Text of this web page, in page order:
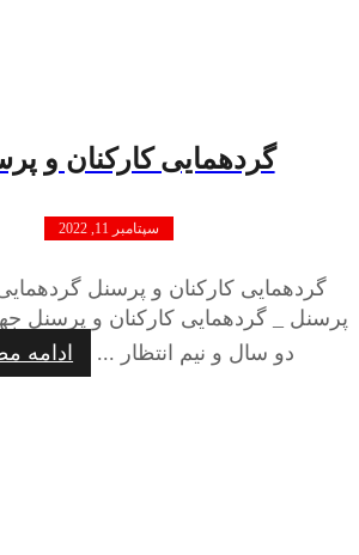
گردهمایی کارکنان و
سپتامبر 11, 2022
گردهمایی کارکنان و پرسنل
پرسنل _ گردهمایی کارکنان و پرسنل
دو سال و نیم انتظار ...
ادامه